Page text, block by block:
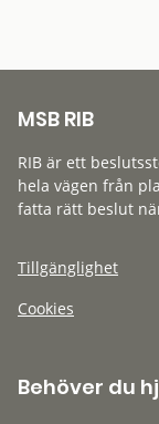
MSB RIB
RIB är ett
hela vägen från
fatta rätt beslut
Tillgänglighet
Cookies
Behöver du